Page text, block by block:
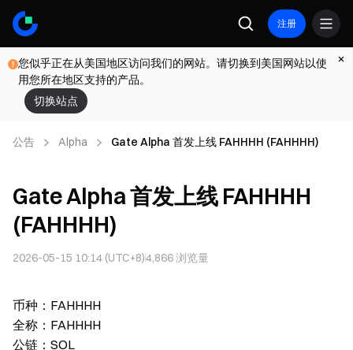
注册
您似乎正在从美国地区访问我们的网站。请切换到美国网站以使
用您所在地区支持的产品。
切换站点
公告 Alpha Gate Alpha 首发上线 FAHHHH (FAHHHH)
Gate Alpha 首发上线 FAHHHH
(FAHHHH)
2026-05-15 10:14 (UTC+8)4,866浏览量
币种：FAHHHH
全称：FAHHHH
公链：SOL